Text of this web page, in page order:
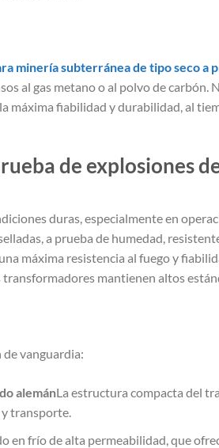
minería subterránea de tipo seco a
al gas metano o al polvo de
máxima fiabilidad y durabilidad, al
de explosiones
duras, especialmente en
a prueba de humedad,
máxima resistencia al fuego y
mantienen altos
vanguardia:
alemánLa estructura compacta del
transporte.
en frío de alta permeabilidad, que